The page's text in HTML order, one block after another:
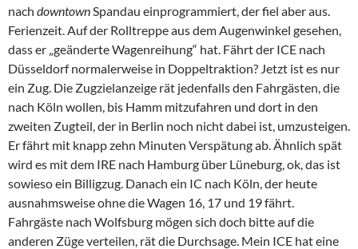
nach downtownSpandau einprogrammiert, der fiel aber aus.
Ferienzeit. Auf der Rolltreppe aus dem Augenwinkel gesehen,
dass er „geänderte Wagenreihung“ hat. Fährt der ICE nach
Düsseldorf normalerweise in Doppeltraktion? Jetzt ist es nur
ein Zug. Die Zugzielanzeige rät jedenfalls den Fahrgästen, die
nach Köln wollen, bis Hamm mitzufahren und dort in den
zweiten Zugteil, der in Berlin noch nicht dabei ist, umzusteigen.
Er fährt mit knapp zehn Minuten Verspätung ab. Ähnlich spät
wird es mit dem IRE nach Hamburg über Lüneburg, ok, das ist
sowieso ein Billigzug. Danach ein IC nach Köln, der heute
ausnahmsweise ohne die Wagen 16, 17 und 19 fährt.
Fahrgäste nach Wolfsburg mögen sich doch bitte auf die
anderen Züge verteilen, rät die Durchsage. Mein ICE hat eine